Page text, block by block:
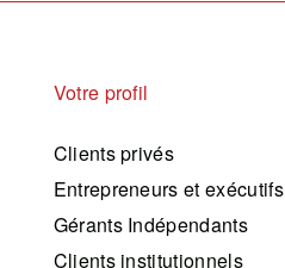
Votre profil
Clients privés
Entrepreneurs et exécutifs
Gérants Indépendants
Clients institutionnels